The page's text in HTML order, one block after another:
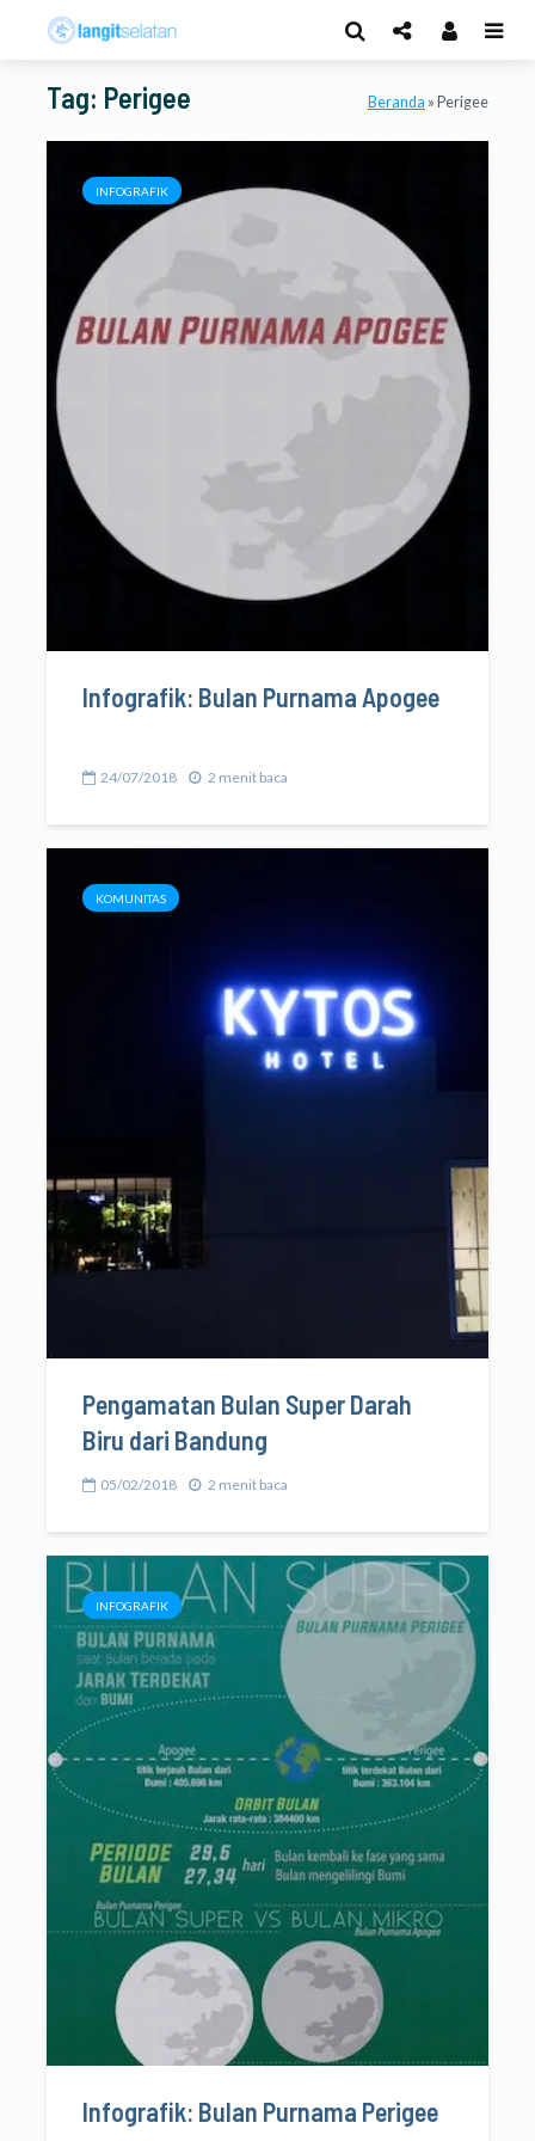
Tag: Perigee Beranda » Perigee
INFOGRAFIK
Infografik: Bulan Purnama Apogee
24/07/2018 2 menit baca
KOMUNITAS
Pengamatan Bulan Super Darah
Biru dari Bandung
05/02/2018 2 menit baca
INFOGRAFIK
Infografik: Bulan Purnama Perigee